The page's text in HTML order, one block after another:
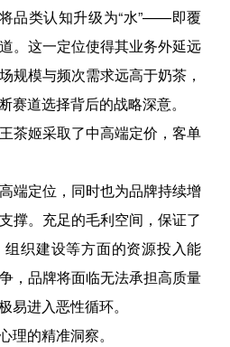
品类认知升级为“水”——即覆
。这一定位使得其业务外延远
规模与频次需求远高于奶茶，
赛道选择背后的战略深意。
茶姬采取了中高端定价，客单
端定位，同时也为品牌持续增
撑。充足的毛利空间，保证了
织建设等方面的资源投入能
，品牌将面临无法承担高质量
易进入恶性循环。
理的精准洞察。